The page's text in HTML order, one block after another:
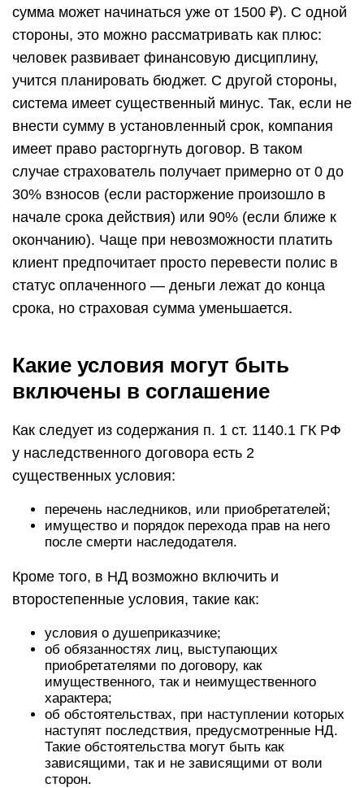
сумма может начинаться уже от 1500 ₽). С одной
стороны, это можно рассматривать как плюс:
человек развивает финансовую дисциплину,
учится планировать бюджет. С другой стороны,
система имеет существенный минус. Так, если не
внести сумму в установленный срок, компания
имеет право расторгнуть договор. В таком
случае страхователь получает примерно от 0 до
30% взносов (если расторжение произошло в
начале срока действия) или 90% (если ближе к
окончанию). Чаще при невозможности платить
клиент предпочитает просто перевести полис в
статус оплаченного — деньги лежат до конца
срока, но страховая сумма уменьшается.
Какие условия могут быть
включены в соглашение
Как следует из содержания п. 1 ст. 1140.1 ГК РФ
у наследственного договора есть 2
существенных условия:
перечень наследников, или приобретателей;
имущество и порядок перехода прав на него
после смерти наследодателя.
Кроме того, в НД возможно включить и
второстепенные условия, такие как:
условия о душеприказчике;
об обязанностях лиц, выступающих
приобретателями по договору, как
имущественного, так и неимущественного
характера;
об обстоятельствах, при наступлении которых
наступят последствия, предусмотренные НД.
Такие обстоятельства могут быть как
зависящими, так и не зависящими от воли
сторон.